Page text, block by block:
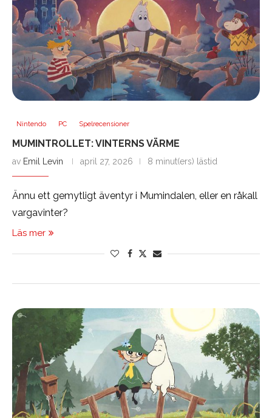
Nintendo PC Spelrecensioner
MUMINTROLLET: VINTERNS VÄRME
av Emil Levin april 27, 2026 8 minut(ers) lästid
Ännu ett gemytligt äventyr i Mumindalen, eller en råkall
vargavinter?
Läs mer